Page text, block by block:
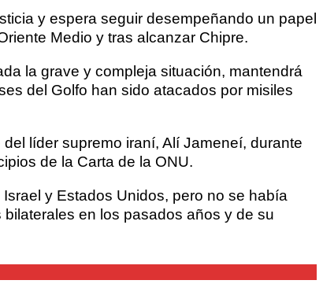
y espera seguir desempeñando un papel
Medio y tras alcanzar Chipre.
la grave y compleja situación, mantendrá
del Golfo han sido atacados por misiles
líder supremo iraní, Alí Jameneí, durante
de la Carta de la ONU.
y Estados Unidos, pero no se había
en los pasados años y de su